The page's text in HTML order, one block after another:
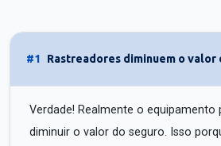
#1 Rastreadores diminuem o valor
Verdade! Realmente o equipamento
diminuir o valor do seguro. Isso